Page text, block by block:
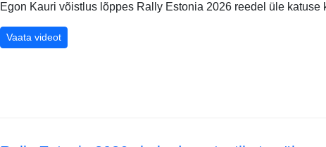
Egon Kauri võistlus lõppes Rally Estonia 2026 reedel üle katuse
Vaata videotKauri võistlus lõppes Rally Estonia 2026 reedel üle katuse